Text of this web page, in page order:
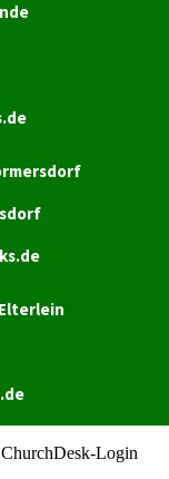
ChurchDesk-Login